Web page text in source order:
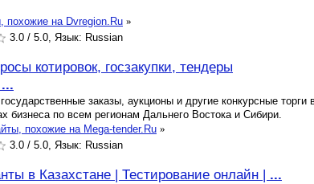
похожие на Dvregion.Ru »
3.0 / 5.0, Язык: Russian
котировок, госзакупки, тендеры
...
заказы, аукционы и другие конкурсные торги
бизнеса по всем регионам Дальнего Востока и Сибири.
похожие на Mega-tender.Ru »
3.0 / 5.0, Язык: Russian
в Казахстане | Тестирование онлайн | ...